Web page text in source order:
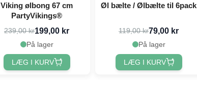
Viking ølbong 67 cm
PartyVikings®
239,00 kr199,00 kr
På lager
LÆG I KURV
Øl bælte / Ølbælte til 6pack
119,00 kr79,00 kr
På lager
LÆG I KURV